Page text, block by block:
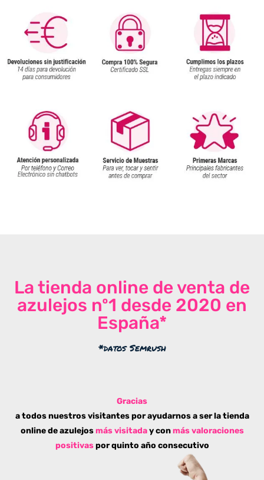
La tienda online de venta de
azulejos nº1 desde 2020 en
España*
*datos Semrush
Gracias
a todos nuestros visitantes por ayudarnos a ser la tienda
online de azulejos más visitaday conmás valoraciones
positivaspor quinto año consecutivo